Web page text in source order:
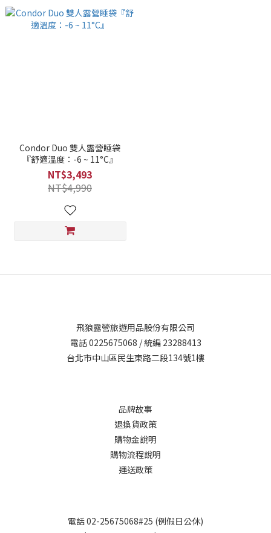
Condor Duo 雙人露營睡袋
『舒適溫度：-6 ~ 11°C』
NT$3,493
NT$4,990
飛狼露營旅遊用品股份有限公司
電話 0225675068 / 統編 23288413
台北市中山區民生東路二段134號1樓
品牌故事
退換貨政策
購物金說明
購物流程說明
運送政策
電話 02-25675068#25 (例假日公休)